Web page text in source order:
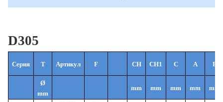
D305
Серия T Артикул F CH CH1 C A B
Ø
mm
mm mm mm mm mm